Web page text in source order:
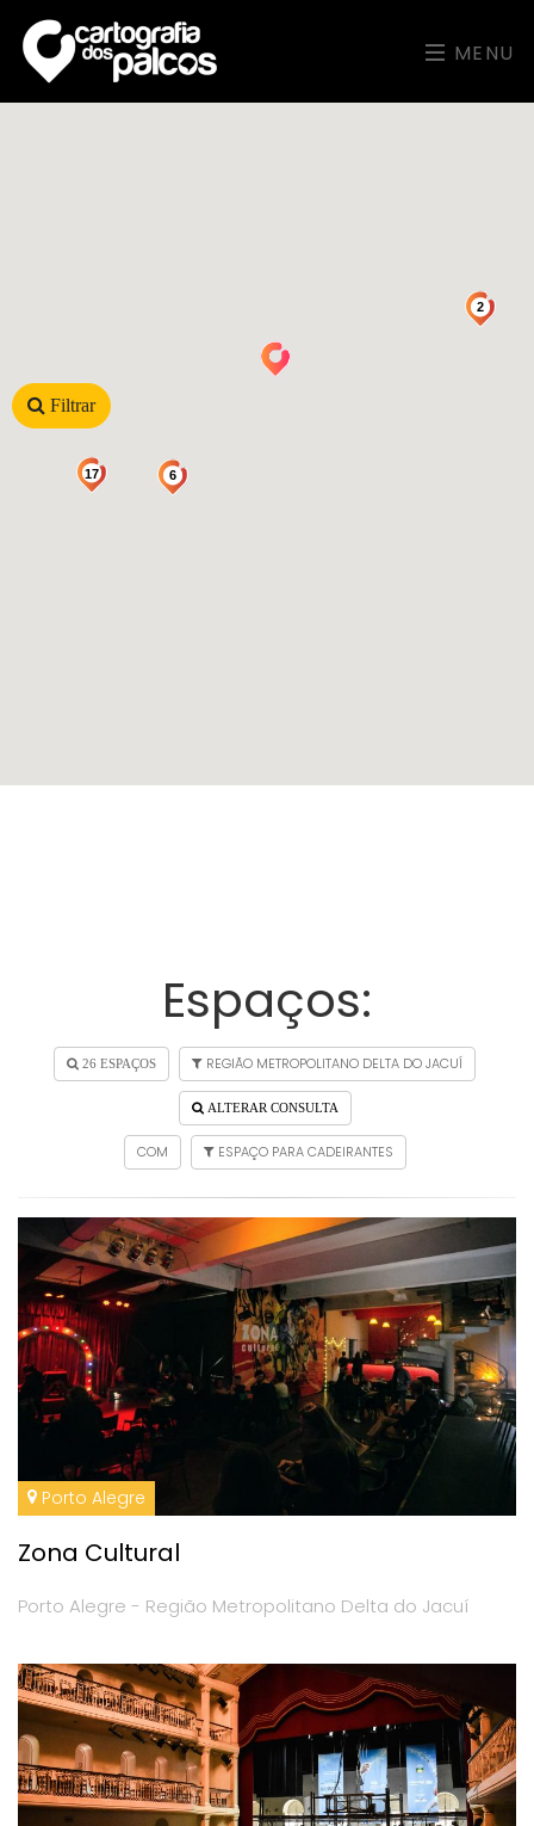
MENU
Filtrar
17 6
2
Espaços:
26 ESPAÇOS REGIÃO METROPOLITANO DELTA DO JACUÍ
ALTERAR CONSULTA
COM ESPAÇO PARA CADEIRANTES
Porto Alegre
Zona Cultural
Porto Alegre - Região Metropolitano Delta do Jacuí